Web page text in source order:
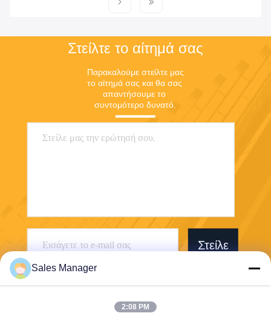
Στείλτε το αίτημά σας
Παρακαλούμε στείλτε μας
το αίτημά σας και θα σας
απαντήσουμε το
συντομότερο δυνατό.
Στείλε
Sales Manager
2:08 PM